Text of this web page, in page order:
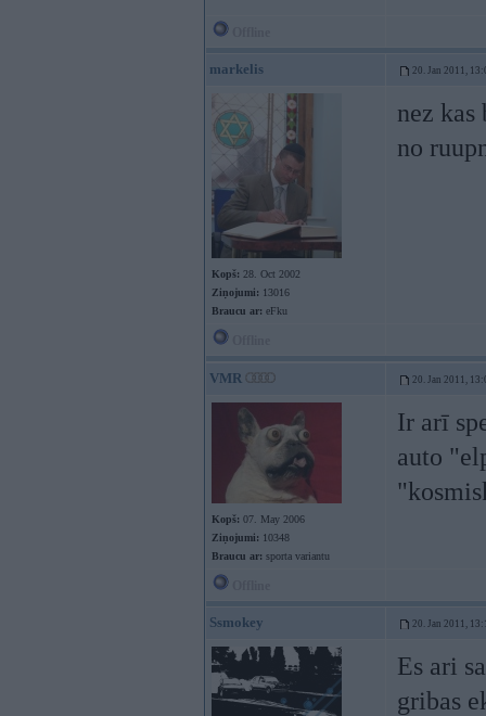
markelis 20. Jan 2011,
Kopš: 28. Oct 2002
Ziņojumi: 13016
Braucu ar: eFku
nez
no
VMR 20. Jan 2011,
Kopš: 07. May 2006
Ziņojumi: 10348
Braucu ar: sporta variantu
Ir arī
auto
Ssmokey 20. Jan 2011,
Es ari
gribas